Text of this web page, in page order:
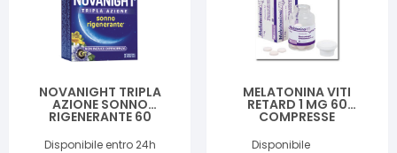
NOVANIGHT TRIPLA
AZIONE SONNO
RIGENERANTE 60
Disponibile entro 24h
MELATONINA VITI
RETARD 1 MG 60
COMPRESSE
Disponibile